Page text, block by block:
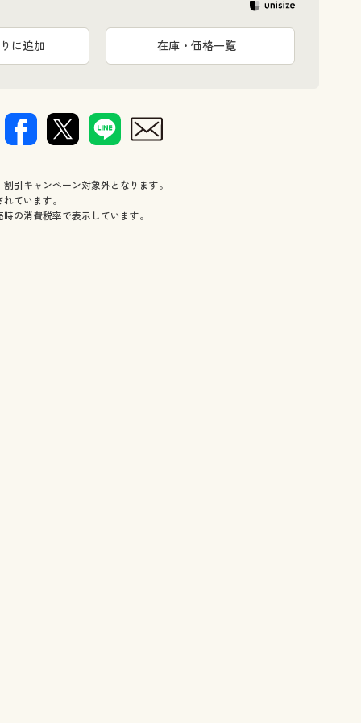
に追加 在庫・価格一覧
引キャンペーン対象外となります。
ています。
の消費税率で表示しています。